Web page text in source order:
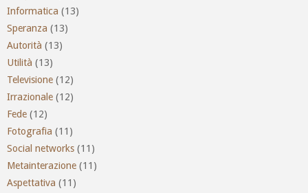
Informatica (13)
Speranza (13)
Autorità (13)
Utilità (13)
Televisione (12)
Irrazionale (12)
Fede (12)
Fotografia (11)
Social networks (11)
Metainterazione (11)
Aspettativa (11)